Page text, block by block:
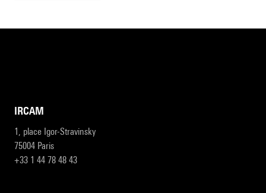
IRCAM
1, place Igor-Stravinsky
75004 Paris
+33 1 44 78 48 43